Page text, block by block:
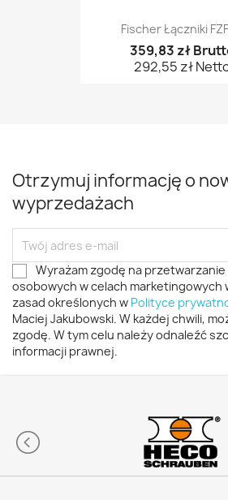
Fischer Łączniki
359,83 zł
292,55 zł
Otrzymuj informację o
wyprzedażach
Wyrażam zgodę na
osobowych w celach marketingowych
zasad określonych w Polityce
Maciej Jakubowski. W każdej chwili,
zgodę. W tym celu należy odnaleźć
informacji prawnej.